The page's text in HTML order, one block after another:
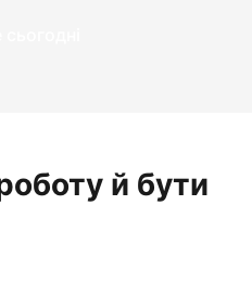
й бути